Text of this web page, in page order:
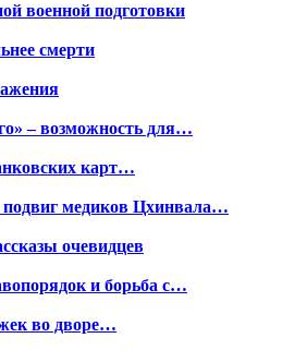
военной подготовки
смерти
– возможность для…
карт…
подвиг медиков Цхинвала…
очевидцев
и борьба с…
во дворе…